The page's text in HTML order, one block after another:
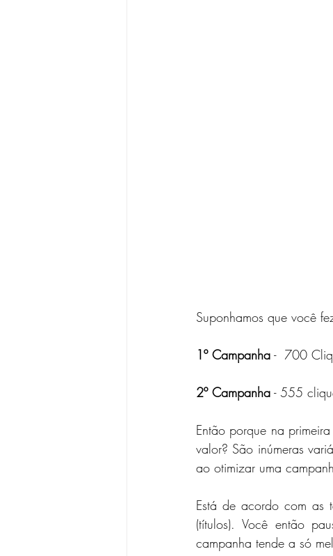
Suponhamos que você
1º Campanha -  700
2º Campanha - 555
Então porque na
valor? São inúmeras
ao otimizar uma
Está de acordo com as
(títulos). Você então
campanha tende a só